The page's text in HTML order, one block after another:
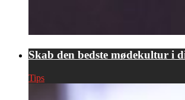
Skab den bedste mødekultur i
Tips